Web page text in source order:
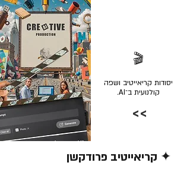
🎬
יסודות קריאייטיב ושפה
קולנועית ב־AI.
>>
✦ קריאייטיב פרודקשן